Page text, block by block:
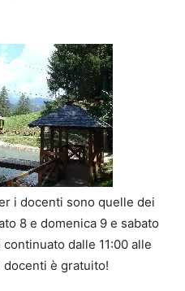
i docenti sono quelle dei
8 e domenica 9 e sabato
dalle 11:00 alle
docenti è gratuito!